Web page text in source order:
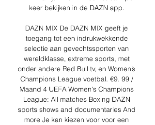
keer bekijken in de DAZN app.
DAZN MIX De DAZN MIX geeft je
toegang tot een indrukwekkende
selectie aan gevechtssporten van
wereldklasse, extreme sports, met
onder andere Red Bull tv, en Women’s
Champions League voetbal. €9. 99 /
Maand 4 UEFA Women's Champions
League: All matches Boxing DAZN
sports shows and documentaries And
more Je kan kiezen voor voor een